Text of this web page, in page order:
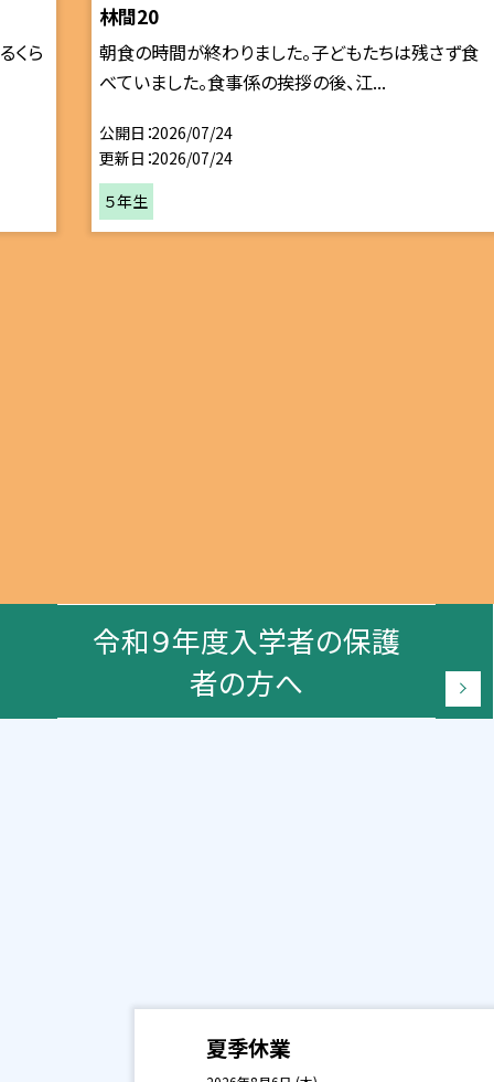
くら
林間20
朝食の時間が終わりました。子どもたちは残さず食
べていました。食事係の挨拶の後、江...
公開日 2026/07/24
更新日 2026/07/24
５年生
令和９年度入学者の保護
者の方へ
夏季休業